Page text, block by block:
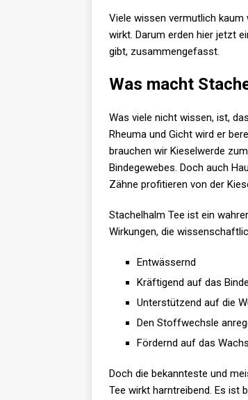
Viele wissen vermutlich
wirkt. Darum erden hier jetzt
gibt, zusammengefasst.
Was macht
Was viele nicht wissen, ist,
Rheuma und Gicht wird er
brauchen wir Kieselwerde
Bindegewebes. Doch auch
Zähne profitieren von der
Stachelhalm Tee ist ein
Wirkungen, die
Entwässernd
Kräftigend auf das
Unterstützend auf die
Den Stoffwechsle
Fördernd auf das
Doch die bekannteste und
Tee wirkt harntreibend. Es ist